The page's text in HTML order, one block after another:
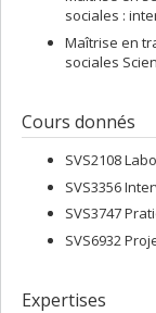
sociales :
Maîtrise en
sociales
Cours donnés
SVS2108
SVS3356
SVS3747
SVS6932
Expertises